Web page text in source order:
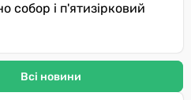
собор і п'ятизірковий
Всі новини